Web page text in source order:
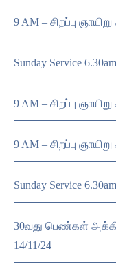
9 AM – சிறப்பு
Sunday Service
9 AM – சிறப்பு
9 AM – சிறப்பு
Sunday Service
30வது பெண்கள்
14/11/24